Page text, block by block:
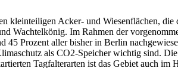
kleinteiligen Acker- und Wiesenflächen, die
Wachtelkönig. Im Rahmen der
45 Prozent aller bisher in Berlin
als CO2-Speicher wichtig sind.
Tagfalterarten ist das Gebiet auch im